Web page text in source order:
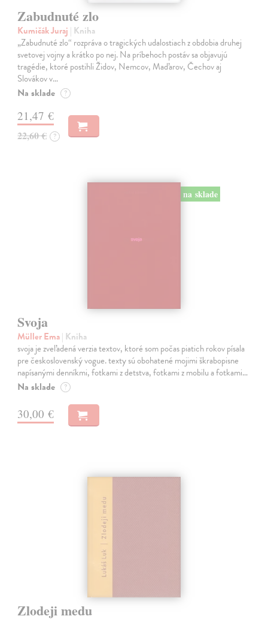
Zabudnuté zlo
Kumičák Juraj | Kniha
„Zabudnuté zlo“ rozpráva o tragických udalostiach z obdobia druhej
svetovej vojny a krátko po nej. Na príbehoch postáv sa objavujú
tragédie, ktoré postihli Židov, Nemcov, Maďarov, Čechov aj
Slovákov v…
Na sklade ?
21,47 €
22,60 € ?
na sklade
Svoja
Müller Ema| Kniha
svoja je zveľadená verzia textov, ktoré som počas piatich rokov písala
pre československý vogue. texty sú obohatené mojimi škrabopisne
napísanými denníkmi, fotkami z detstva, fotkami z mobilu a fotkami…
Na sklade ?
30,00 €
Zlodeji medu